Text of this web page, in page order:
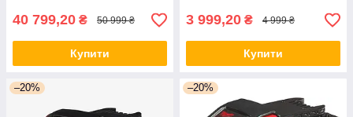
40 799,20 ₴ 50 999 ₴
Купити
3 999,20 ₴ 4 999 ₴
Купити
–20% –20%